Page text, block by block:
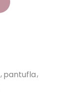
pantufla